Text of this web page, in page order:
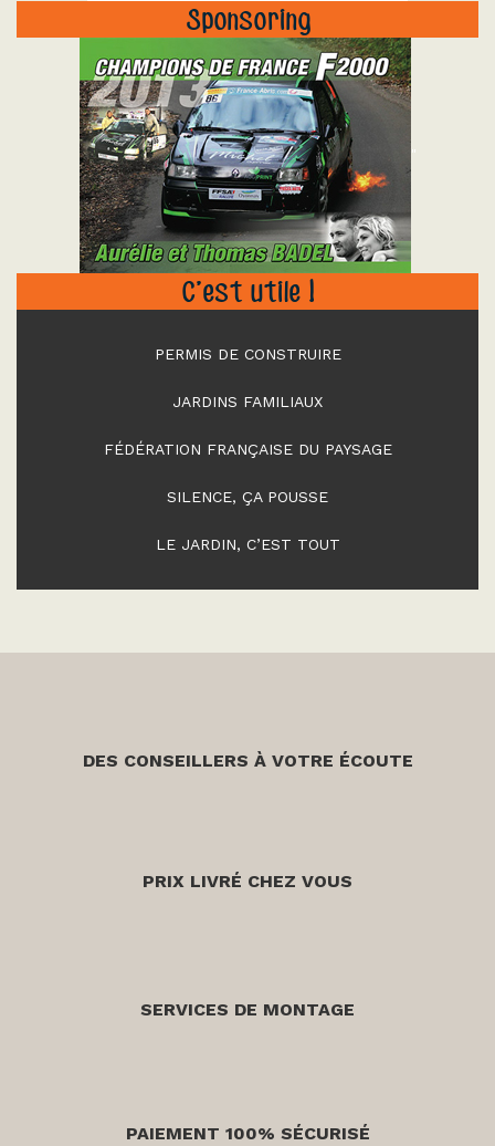
Sponsoring
"
C’est utile !
PERMIS DE CONSTRUIRE
JARDINS FAMILIAUX
FÉDÉRATION FRANÇAISE DU PAYSAGE
SILENCE, ÇA POUSSE
LE JARDIN, C’EST TOUT
DES CONSEILLERS À VOTRE ÉCOUTE
PRIX LIVRÉ CHEZ VOUS
SERVICES DE MONTAGE
PAIEMENT 100% SÉCURISÉ